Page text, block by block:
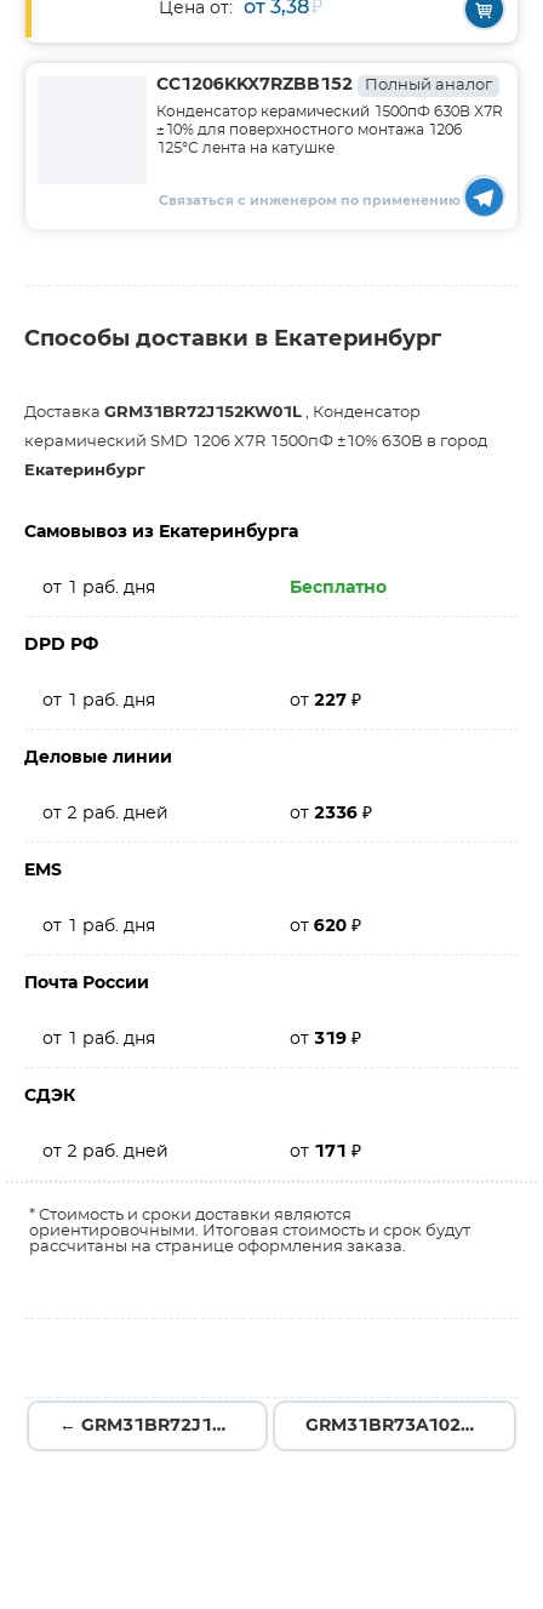
Цена от: от 3,38₽
CC1206KKX7RZBB152 Полный аналог
Конденсатор керамический 1500пФ 630В X7R
±10% для поверхностного монтажа 1206
125°С лента на катушке
Связаться с инженером по применению
Способы доставки в Екатеринбург
Доставка GRM31BR72J152KW01L , Конденсатор
керамический SMD 1206 X7R 1500пФ ±10% 630В в город
Екатеринбург
Самовывоз из Екатеринбурга
от 1 раб. дня Бесплатно
DPD РФ
от 1 раб. дня от 227 ₽
Деловые линии
от 2 раб. дней от 2336 ₽
EMS
от 1 раб. дня от 620 ₽
Почта России
от 1 раб. дня от 319 ₽
СДЭК
от 2 раб. дней от 171 ₽
* Стоимость и сроки доставки являются
ориентировочными. Итоговая стоимость и срок будут
рассчитаны на странице оформления заказа.
← GRM31BR72J103KW01L GRM31BR73A102KW01L →